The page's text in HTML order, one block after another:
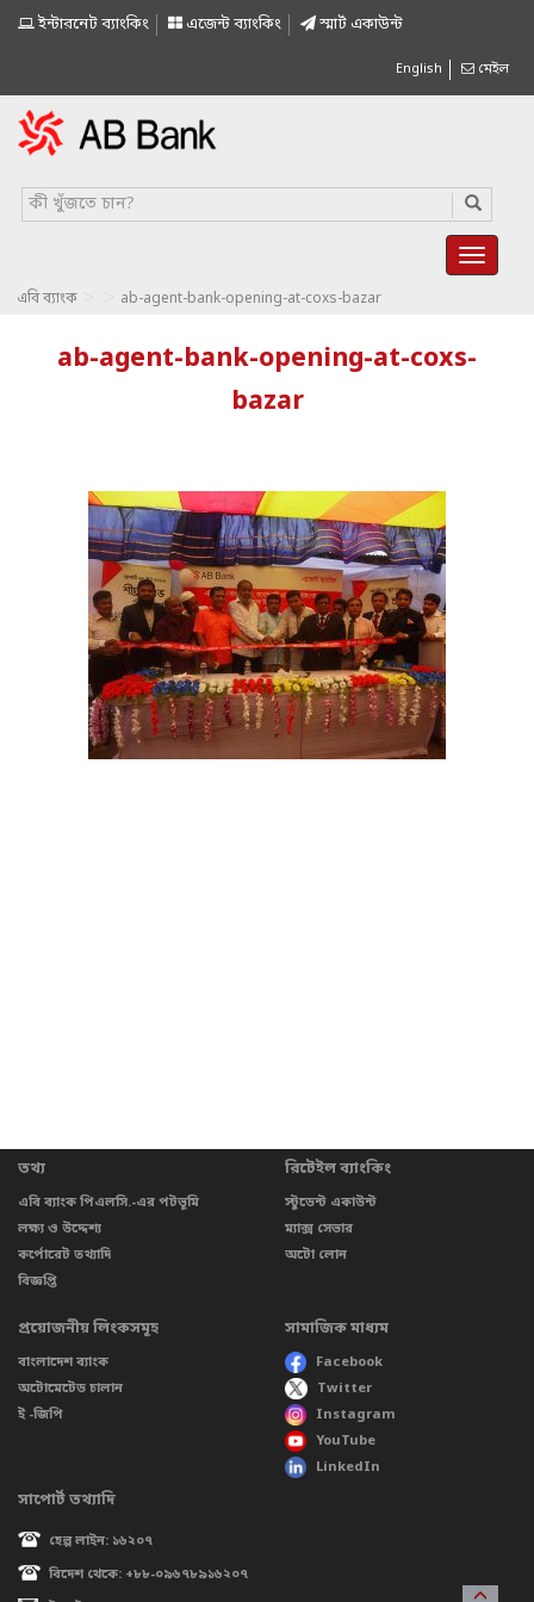
ইন্টারনেট ব্যাংকিং এজেন্ট ব্যাংকিং স্মাৰ্ট একাউন্ট
English মেইল
এবি ব্যাংক ab-agent-bank-opening-at-coxs-bazar
ab-agent-bank-opening-at-coxs-
bazar
তথ্য
এবি ব্যাংক পিএলসি.-এর পটভূমি
লক্ষ্য ও উদ্দেশ্য
কর্পোরেট তথ্যাদি
বিজ্ঞপ্তি
রিটেইল ব্যাংকিং
স্টুডেন্ট একাউন্ট
ম্যাক্স সেভার
অটো লোন
প্রয়োজনীয় লিংকসমূহ
বাংলাদেশ ব্যাংক
অটোমেটেড চালান
ই -জিপি
সামাজিক মাধ্যম
Facebook
Twitter
Instagram
YouTube
LinkedIn
সাপোর্ট তথ্যাদি
হেল্প লাইন: ১৬২০৭
বিদেশ থেকে: +৮৮-০৯৬৭৮৯১৬২০৭